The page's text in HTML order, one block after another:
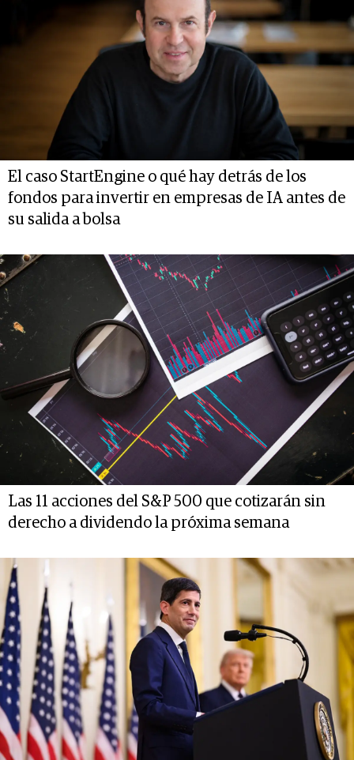
El caso StartEngine o qué hay detrás de los
fondos para invertir en empresas de IA antes de
su salida a bolsa
Las 11 acciones del S&P 500 que cotizarán sin
derecho a dividendo la próxima semana